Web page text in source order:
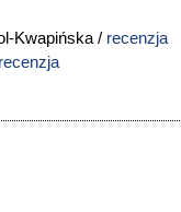
Kwapińska / recenzja
recenzja